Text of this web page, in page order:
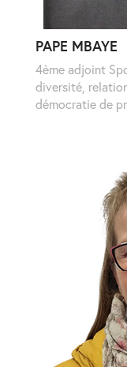
PAPE MBAYE
4ème adjoint
diversité,
démocratie de